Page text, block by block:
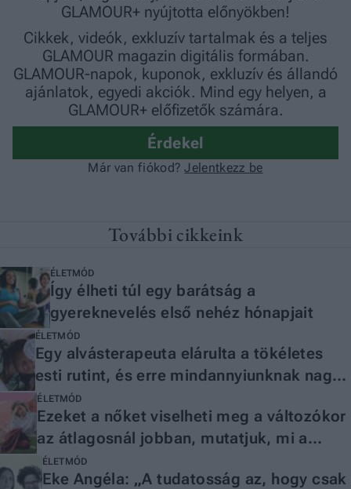
További cikkeink
ÉLETMÓD
Így élheti túl egy barátság a
gyereknevelés első nehéz hónapjait
ÉLETMÓD
Egy alvásterapeuta elárulta a tökéletes
esti rutint, és erre mindannyiunknak nagy
szüksége van
ÉLETMÓD
Ezeket a nőket viselheti meg a változókor
az átlagosnál jobban, mutatjuk, mi a
megoldás
ÉLETMÓD
Eke Angéla: „A tudatosság az, hogy csak